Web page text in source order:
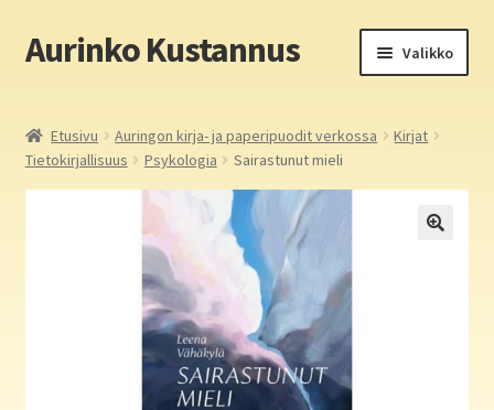
Siirry
navigointiin
Siirry
sisältöön
Aurinko Kustannus Valikko
Yritys
Aurinko Kustannus: kirjat
Auringon kirja- ja paperipuodit verkossa
Etusivu Auringon kirja- ja paperipuodit verkossa
Kirjat
Tietokirjallisuus
Psykologia Sairastunut mieli